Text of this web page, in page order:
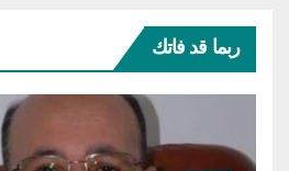
ربما قد فاتك